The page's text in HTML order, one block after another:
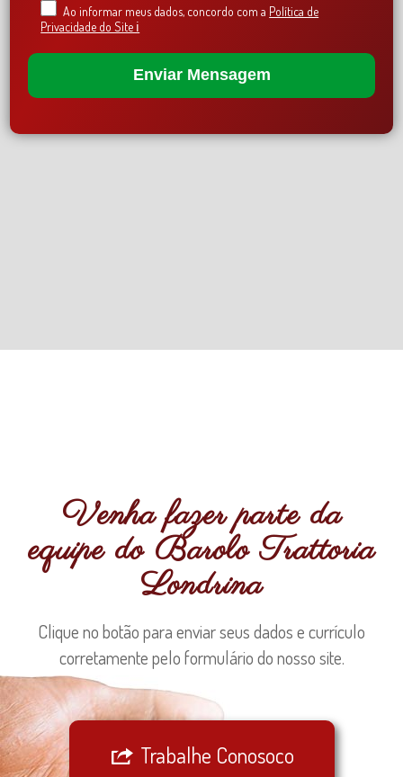
Ao informar meus dados, concordo com a Política de
Privacidade do Site ℹ️
Venha fazer parte da
equipe do Barolo Trattoria
Londrina
Clique no botão para enviar seus dados e currículo
corretamente pelo formulário do nosso site.
Trabalhe Conosoco